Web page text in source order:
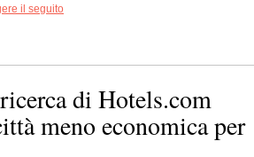
il seguito
di Hotels.com
meno economica per